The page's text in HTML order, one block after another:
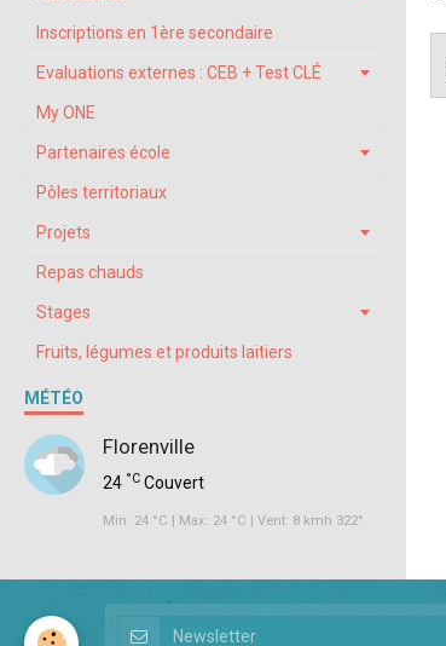
Inscriptions en 1ère secondaire
Evaluations externes : CEB + Test CLÉ
My ONE
Partenaires école
Pôles territoriaux
Projets
Repas chauds
Stages
Fruits, légumes et produits laitiers
MÉTÉO
Florenville
24 °C Couvert
Min: 24 °C | Max: 24 °C | Vent: 8 kmh 322°